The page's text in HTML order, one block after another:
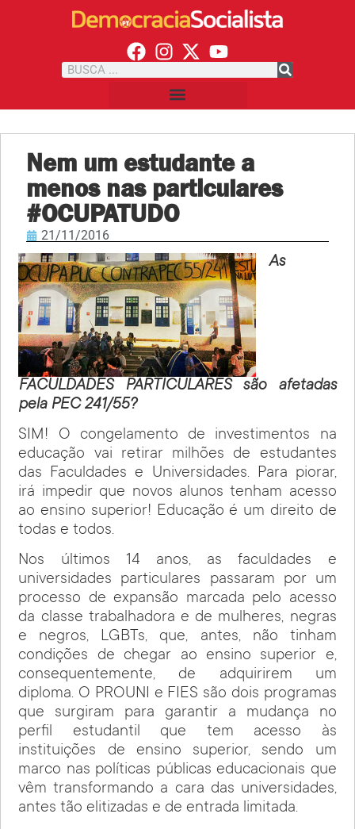
Nem um estudante a
menos nas particulares
#OCUPATUDO
21/11/2016
As
FACULDADES PARTICULARES são afetadas
pela PEC 241/55?
SIM! O congelamento de investimentos na
educação vai retirar milhões de estudantes
das Faculdades e Universidades. Para piorar,
irá impedir que novos alunos tenham acesso
ao ensino superior! Educação é um direito de
todas e todos.
Nos últimos 14 anos, as faculdades e
universidades particulares passaram por um
processo de expansão marcada pelo acesso
da classe trabalhadora e de mulheres, negras
e negros, LGBTs, que, antes, não tinham
condições de chegar ao ensino superior e,
consequentemente, de adquirirem um
diploma. O PROUNI e FIES são dois programas
que surgiram para garantir a mudança no
perfil estudantil que tem acesso às
instituições de ensino superior, sendo um
marco nas políticas públicas educacionais que
vêm transformando a cara das universidades,
antes tão elitizadas e de entrada limitada.